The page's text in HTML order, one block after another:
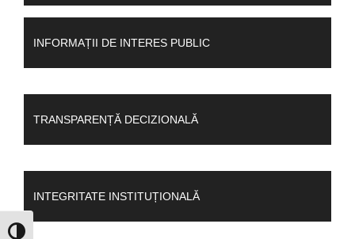
GLISOR NIVEL CONTRAST
INFORMAȚII DE INTERES PUBLIC
TRANSPARENȚĂ DECIZIONALĂ
INTEGRITATE INSTITUȚIONALĂ